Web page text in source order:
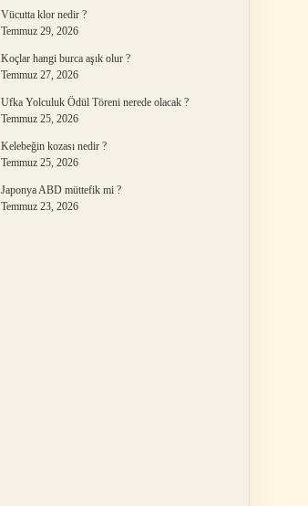
Vücutta klor nedir ?
Temmuz 29, 2026
Koçlar hangi burca aşık olur ?
Temmuz 27, 2026
Ufka Yolculuk Ödül Töreni nerede olacak ?
Temmuz 25, 2026
Kelebeğin kozası nedir ?
Temmuz 25, 2026
Japonya ABD müttefik mi ?
Temmuz 23, 2026